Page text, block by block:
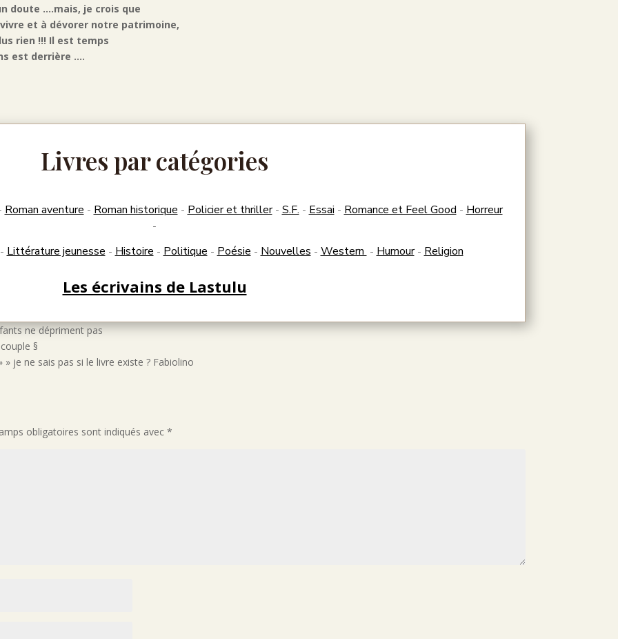
doute ....mais, je crois que
et à dévorer notre patrimoine,
rien !!! Il est temps
est derrière ....
Livres par catégories
Roman aventure - Roman historique - Policier et thriller- S.F. - Essai - Romance et Feel Good - Horreur
-
Littérature jeunesse - Histoire - Politique - Poésie - Nouvelles - Western - Humour- Religion
Les écrivains de Lastulu
ne dépriment pas
§
» je ne sais pas si le livre existe ? Fabiolino
obligatoires sont indiqués avec*